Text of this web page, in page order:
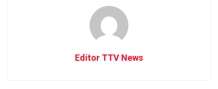
Editor TTV News